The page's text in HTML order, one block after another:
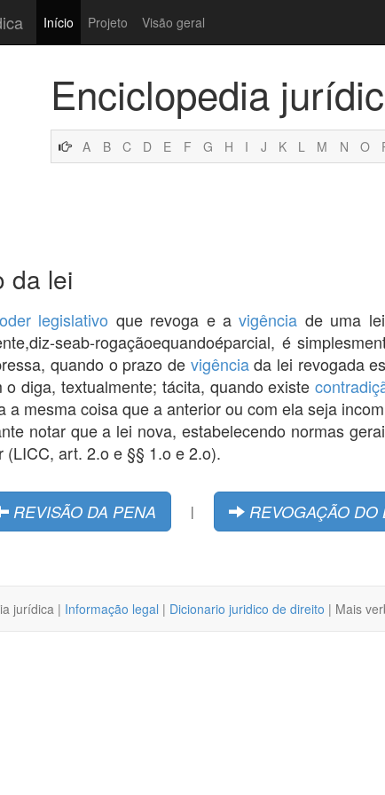
Início Projeto Visão geral
Enciclopedia
A B C D E F G H I J K L M N O
da lei
legislativo que revoga e avigência de uma
seab-rogaçãoequandoéparcial, é
quando o prazo de vigênciada lei revogada
o diga, textualmente; tácita, quando existe
a mesma coisa que a anterior ou com ela seja
notar que a lei nova, estabelecendo normas
(LICC, art. 2.o e §§ 1.o e 2.o).
REVISÃO DA PENA | REVOGAÇÃO
jurídica | Informação legal | Dicionario juridico de direito | Mais